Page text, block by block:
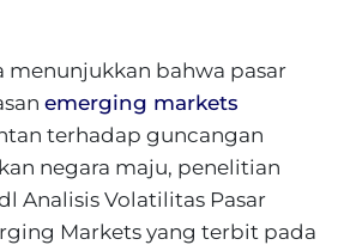
menunjukkan bahwa pasar
emerging markets
terhadap guncangan
negara maju, penelitian
Analisis Volatilitas Pasar
Markets yang terbit pada